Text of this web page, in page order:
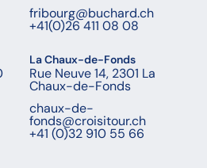
fribourg@buchard.ch
+41(0)26 411 08 08
La Chaux-de-Fonds
Rue Neuve 14, 2301 La
Chaux-de-Fonds
chaux-de-
fonds@croisitour.ch
+41 (0)32 910 55 66